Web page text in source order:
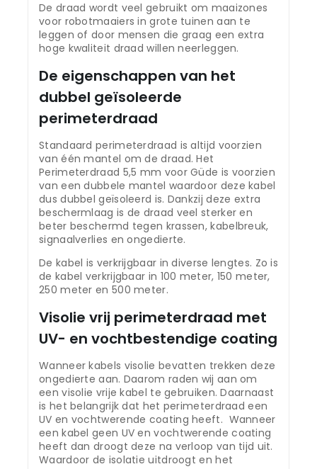
De draad wordt veel gebruikt om maaizones
voor robotmaaiers in grote tuinen aan te
leggen of door mensen die graag een extra
hoge kwaliteit draad willen neerleggen.
De eigenschappen van het
dubbel geïsoleerde
perimeterdraad
Standaard perimeterdraad is altijd voorzien
van één mantel om de draad. Het
Perimeterdraad 5,5 mm voor Güde is voorzien
van een dubbele mantel waardoor deze kabel
dus dubbel geïsoleerd is. Dankzij deze extra
beschermlaag is de draad veel sterker en
beter beschermd tegen krassen, kabelbreuk,
signaalverlies en ongedierte.
De kabel is verkrijgbaar in diverse lengtes. Zo is
de kabel verkrijgbaar in 100 meter, 150 meter,
250 meter en 500 meter.
Visolie vrij perimeterdraad met
UV- en vochtbestendige coating
Wanneer kabels visolie bevatten trekken deze
ongedierte aan. Daarom raden wij aan om
een visolie vrije kabel te gebruiken. Daarnaast
is het belangrijk dat het perimeterdraad een
UV en vochtwerende coating heeft. Wanneer
een kabel geen UV en vochtwerende coating
heeft dan droogt deze na verloop van tijd uit.
Waardoor de isolatie uitdroogt en het